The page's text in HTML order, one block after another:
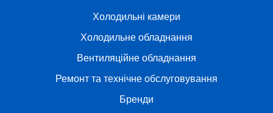
Холодильні камери
Холодильне обладнання
Вентиляційне обладнання
Ремонт та технічне обслуговування
Бренди